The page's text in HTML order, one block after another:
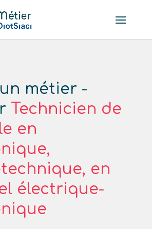
métier -
Technicien de
en
en
électrique-